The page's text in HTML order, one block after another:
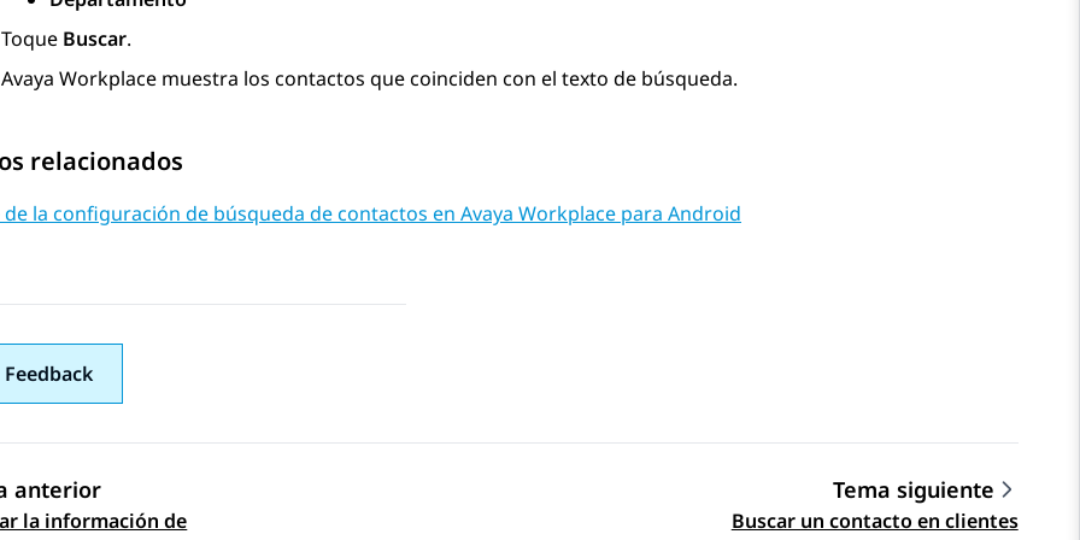
Toque Buscar.
Avaya Workplace muestra los contactos que coinciden con el texto de búsqueda.
relacionados
de la configuración de búsqueda de contactos en Avaya Workplace para Android
Feedback
anterior
la información de
Tema siguiente
Buscar un contacto en clientes